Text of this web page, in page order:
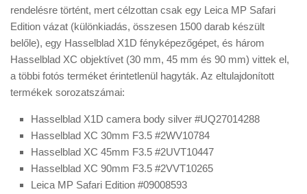
rendelésre történt, mert célzottan csak egy Leica MP Safari
Edition vázat (különkiadás, összesen 1500 darab készült
belőle), egy Hasselblad X1D fényképezőgépet, és három
Hasselblad XC objektívet (30 mm, 45 mm és 90 mm) vittek el,
a többi fotós terméket érintetlenül hagyták. Az eltulajdonított
termékek sorozatszámai:
Hasselblad X1D camera body silver #UQ27014288
Hasselblad XC 30mm F3.5 #2WV10784
Hasselblad XC 45mm F3.5 #2UVT10447
Hasselblad XC 90mm F3.5 #2VVT10265
Leica MP Safari Edition #09008593